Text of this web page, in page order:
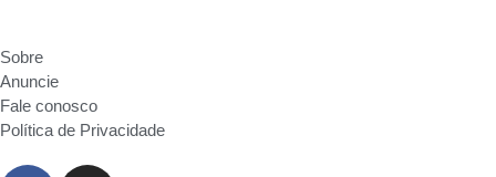
Sobre
Anuncie
Fale conosco
Política de Privacidade